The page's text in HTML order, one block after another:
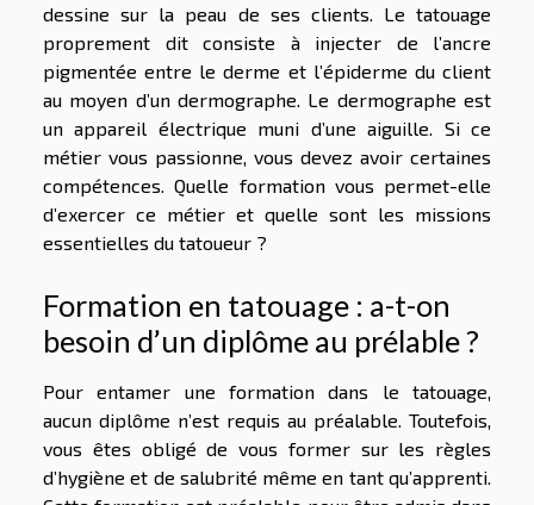
dessine sur la peau de ses clients. Le tatouage
proprement dit consiste à injecter de l’ancre
pigmentée entre le derme et l’épiderme du client
au moyen d’un dermographe. Le dermographe est
un appareil électrique muni d’une aiguille. Si ce
métier vous passionne, vous devez avoir certaines
compétences. Quelle formation vous permet-elle
d’exercer ce métier et quelle sont les missions
essentielles du tatoueur ?
Formation en tatouage : a-t-on
besoin d’un diplôme au prélable ?
Pour entamer une formation dans le tatouage,
aucun diplôme n’est requis au préalable. Toutefois,
vous êtes obligé de vous former sur les règles
d’hygiène et de salubrité même en tant qu’apprenti.